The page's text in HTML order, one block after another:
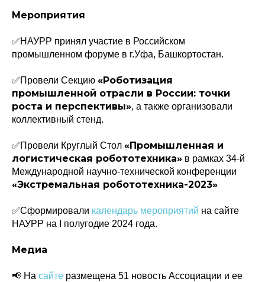
Мероприятия
✅НАУРР принял участие в Российском
промышленном форуме в г.Уфа, Башкортостан.
✅Провели Секцию «Роботизация
промышленной отрасли в России: точки
роста и перспективы», а также организовали
коллективный стенд.
✅Провели Круглый Стол «Промышленная и
логистическая робототехника» в рамках 34-й
Международной научно-технической конференции
«Экстремальная робототехника-2023»
✅Сформировали календарь мероприятий на сайте
НАУРР на I полугодие 2024 года.
Медиа
📢 На сайте размещена 51 новость Ассоциации и ее